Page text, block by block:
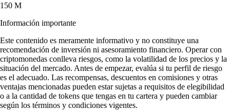
150 M
Información importante
Este contenido es meramente informativo y no constituye una
recomendación de inversión ni asesoramiento financiero. Operar con
criptomonedas conlleva riesgos, como la volatilidad de los precios y la
situación del mercado. Antes de empezar, evalúa si tu perfil de riesgo
es el adecuado. Las recompensas, descuentos en comisiones y otras
ventajas mencionadas pueden estar sujetas a requisitos de elegibilidad
o a la cantidad de tokens que tengas en tu cartera y pueden cambiar
según los términos y condiciones vigentes.